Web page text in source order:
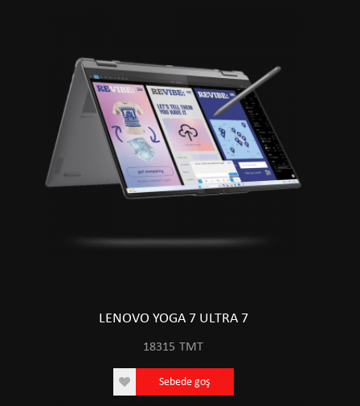
LENOVO YOGA 7 ULTRA 7
18315 TMT
Sebede goş